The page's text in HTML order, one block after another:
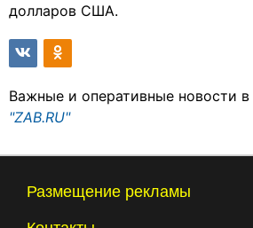
долларов США.
Важные и оперативные новости
"ZAB.RU"
Размещение рекламы